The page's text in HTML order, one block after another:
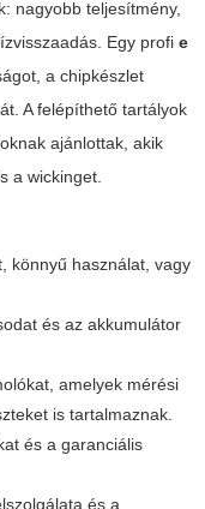
nagyobb teljesítmény,
Egy profi e
a chipkészlet
A felépíthető tartályok
ajánlottak, akik
a wickinget.
könnyű használat, vagy
és az akkumulátor
amelyek mérési
is tartalmaznak.
és a garanciális
és a